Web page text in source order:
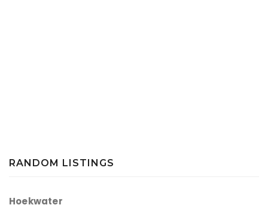
RANDOM LISTINGS
Hoekwater